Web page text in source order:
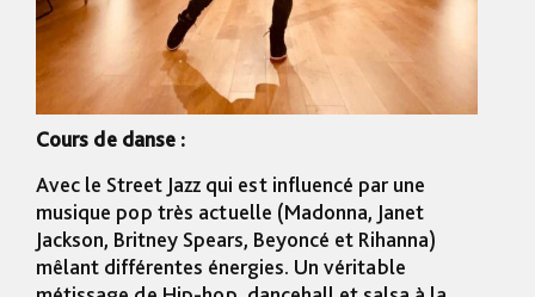
Cours de danse :
Avec le Street Jazz qui est influencé par une
musique pop très actuelle (Madonna, Janet
Jackson, Britney Spears, Beyoncé et Rihanna)
mêlant différentes énergies. Un véritable